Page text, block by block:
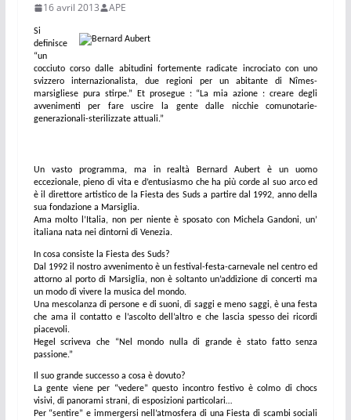
16 avril 2013 APE
Si
definisce
“un
cocciuto corso dalle abitudini fortemente radicate incrociato con uno
svizzero internazionalista, due regioni per un abitante di Nîmes-
marsigliese pura stirpe.” Et prosegue : “La mia azione : creare degli
avvenimenti per fare uscire la gente dalle nicchie comunotarie-
generazionali-sterilizzate attuali.”
Un vasto programma, ma in realtà Bernard Aubert è un uomo
eccezionale, pieno di vita e d’entusiasmo che ha più corde al suo arco ed
è il direttore artistico de la Fiesta des Suds a partire dal 1992, anno della
sua fondazione a Marsiglia.
Ama molto l’Italia, non per niente è sposato con Michela Gandoni, un’
italiana nata nei dintorni di Venezia.
In cosa consiste la Fiesta des Suds?
Dal 1992 il nostro avvenimento è un festival-festa-carnevale nel centro ed
attorno al porto di Marsiglia, non è soltanto un’addizione di concerti ma
un modo di vivere la musica del mondo.
Una mescolanza di persone e di suoni, di saggi e meno saggi, è una festa
che ama il contatto e l’ascolto dell’altro e che lascia spesso dei ricordi
piacevoli.
Hegel scriveva che “Nel mondo nulla di grande è stato fatto senza
passione.”
Il suo grande successo a cosa è dovuto?
La gente viene per “vedere” questo incontro festivo è colmo di chocs
visivi, di panorami strani, di esposizioni particolari…
Per “sentire” e immergersi nell’atmosfera di una Fiesta di scambi sociali